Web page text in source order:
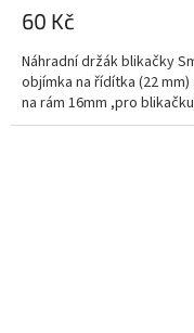
60 Kč
Náhradní držák blikačky
objímka na řídítka (22
na rám 16mm ,pro